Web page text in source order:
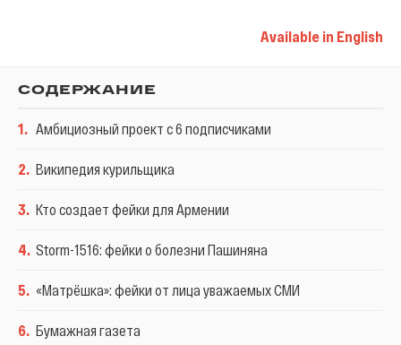
Available in English
СОДЕРЖАНИЕ
1. Амбициозный проект с 6 подписчиками
2. Википедия курильщика
3. Кто создает фейки для Армении
4. Storm-1516: фейки о болезни Пашиняна
5. «Матрëшка»: фейки от лица уважаемых СМИ
6. Бумажная газета